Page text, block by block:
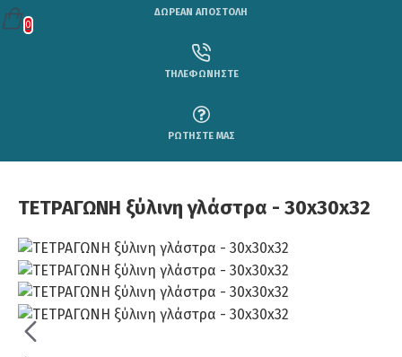
0
ΔΩΡΕΑΝ ΑΠΟΣΤΟΛΗ
ΤΗΛΕΦΩΝΗΣΤΕ
ΡΩΤΗΣΤΕ ΜΑΣ
ΤΕΤΡΑΓΩΝΗ ξύλινη γλάστρα - 30x30x32